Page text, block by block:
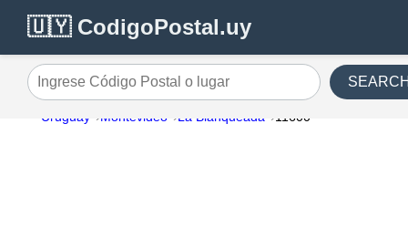
🇺🇾 CodigoPostal.uy
Ingrese Código Postal o lugar
Uruguay Montevideo La Blanqueada 11600